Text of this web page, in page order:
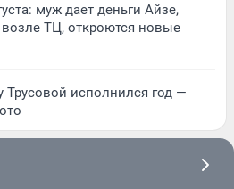
муж дает деньги Айзе,
ТЦ, откроются новые
Трусовой исполнился год —